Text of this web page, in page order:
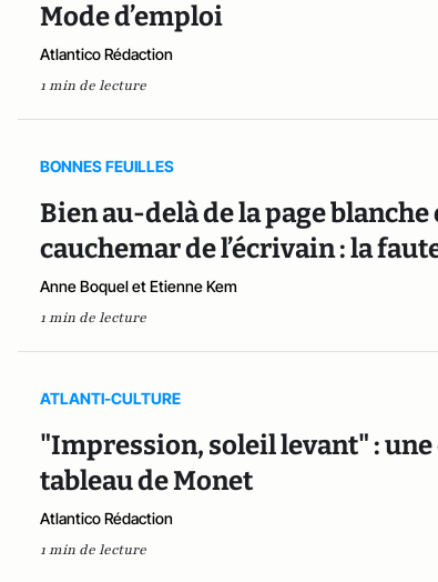
Mode d’emploi
Atlantico Rédaction
1 min de lecture
BONNES FEUILLES
Bien au-delà de la page
cauchemar de l’écrivain : la
Anne Boquel et Etienne Kem
1 min de lecture
ATLANTI-CULTURE
"Impression, soleil levant" :
tableau de Monet
Atlantico Rédaction
1 min de lecture